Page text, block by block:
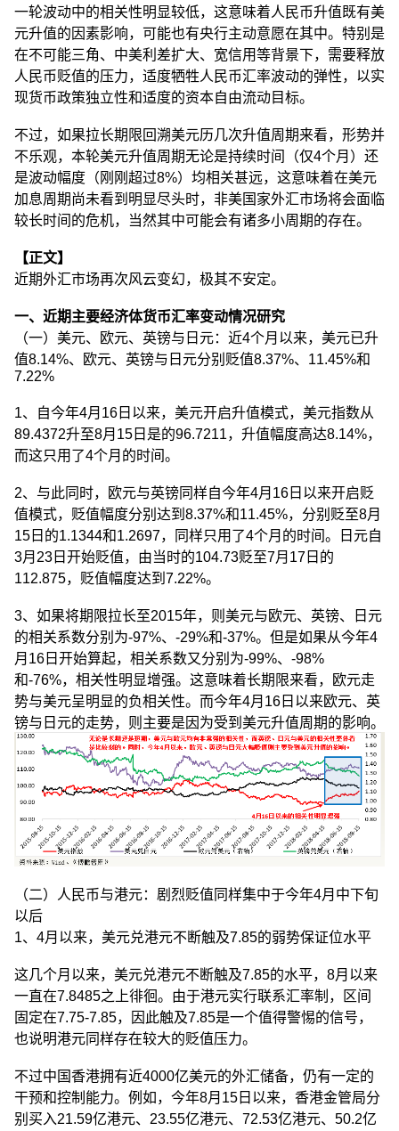
一轮波动中的相关性明显较低，这意味着人民币升值既有美
元升值的因素影响，可能也有央行主动意愿在其中。特别是
在不可能三角、中美利差扩大、宽信用等背景下，需要释放
人民币贬值的压力，适度牺牲人民币汇率波动的弹性，以实
现货币政策独立性和适度的资本自由流动目标。
不过，如果拉长期限回溯美元历几次升值周期来看，形势并
不乐观，本轮美元升值周期无论是持续时间（仅4个月）还
是波动幅度（刚刚超过8%）均相关甚远，这意味着在美元
加息周期尚未看到明显尽头时，非美国家外汇市场将会面临
较长时间的危机，当然其中可能会有诸多小周期的存在。
【正文】
近期外汇市场再次风云变幻，极其不安定。
一、近期主要经济体货币汇率变动情况研究
（一）美元、欧元、英镑与日元：近4个月以来，美元已升
值8.14%、欧元、英镑与日元分别贬值8.37%、11.45%和
7.22%
1、自今年4月16日以来，美元开启升值模式，美元指数从
89.4372升至8月15日是的96.7211，升值幅度高达8.14%，
而这只用了4个月的时间。
2、与此同时，欧元与英镑同样自今年4月16日以来开启贬
值模式，贬值幅度分别达到8.37%和11.45%，分别贬至8月
15日的1.1344和1.2697，同样只用了4个月的时间。日元自
3月23日开始贬值，由当时的104.73贬至7月17日的
112.875，贬值幅度达到7.22%。
3、如果将期限拉长至2015年，则美元与欧元、英镑、日元
的相关系数分别为-97%、-29%和-37%。但是如果从今年4
月16日开始算起，相关系数又分别为-99%、-98%
和-76%，相关性明显增强。这意味着长期限来看，欧元走
势与美元呈明显的负相关性。而今年4月16日以来欧元、英
镑与日元的走势，则主要是因为受到美元升值周期的影响。
（二）人民币与港元：剧烈贬值同样集中于今年4月中下旬
以后
1、4月以来，美元兑港元不断触及7.85的弱势保证位水平
这几个月以来，美元兑港元不断触及7.85的水平，8月以来
一直在7.8485之上徘徊。由于港元实行联系汇率制，区间
固定在7.75-7.85，因此触及7.85是一个值得警惕的信号，
也说明港元同样存在较大的贬值压力。
不过中国香港拥有近4000亿美元的外汇储备，仍有一定的
干预和控制能力。例如，今年8月15日以来，香港金管局分
别买入21.59亿港元、23.55亿港元、72.53亿港元、50.2亿